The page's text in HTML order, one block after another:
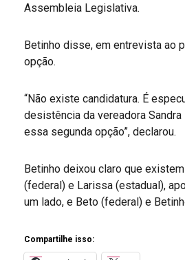
Assembleia Legislativa.
Betinho disse, em entrevista ao
opção.
“Não existe candidatura. É
desistência da vereadora
essa segunda opção”, declarou.
Betinho deixou claro que
(federal) e Larissa (estadual),
um lado, e Beto (federal) e
Compartilhe isso: